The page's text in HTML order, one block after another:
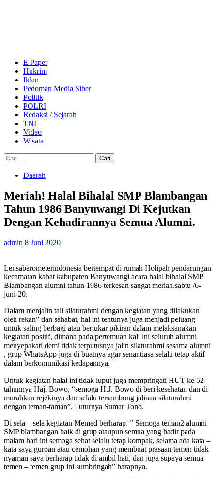
E Paper
Hukrim
Iklan
Pedoman Media Siber
Politik
POLRI
Redaksi / Sejarah
TNI
Video
Wisata
Cari
untuk:
Daerah
Meriah! Halal Bihalal SMP Blambangan
Tahun 1986 Banyuwangi Di Kejutkan
Dengan Kehadirannya Semua Alumni.
admin 8 Juni 2020
Lensabarometerindonesia bertempat di rumah Holipah pendarungan
kecamatan kabat kabupaten Banyuwangi acara halal bihalal SMP
Blambangan alumni tahun 1986 terkesan sangat meriah.sabtu /6-
juni-20.
Dalam menjalin tali silaturahmi dengan kegiatan yang dilakukan
oleh rekan” dan sahabat, hal ini tentunya juga menjadi peluang
untuk saling berbagi atau bertukar pikiran dalam melaksanakan
kegiatan positif, dimana pada pertemuan kali ini seluruh alumni
menyepakati demi tidak terputusnya jalin silaturahmi sesama alumni
, grup WhatsApp juga di buatnya agar senantiasa selalu tetap aktif
dalam berkomunikasi kedapannya.
Untuk kegiatan halal ini tidak luput juga mempringati HUT ke 52
tahunnya Haji Bowo, “semoga H.J. Bowo di beri kesehatan dan di
murahkan rejekinya dan selalu tersambung jalinan silaturahmi
dengan teman-taman”. Tuturnya Sumar Tono.
Di sela – sela kegiatan Memed berharap. ” Semoga teman2 alumni
SMP blambangan baik di grup ataupun semua yang hadir pada
malam hari ini semoga sehat selalu tetap kompak, selama ada kata –
kata saya guroan atau cemohan yang membuat prasaan temen tidak
nyaman saya berharap tidak di ambil hati, dan juga supaya semua
temen – temen grup ini sumbringah” harapnya.